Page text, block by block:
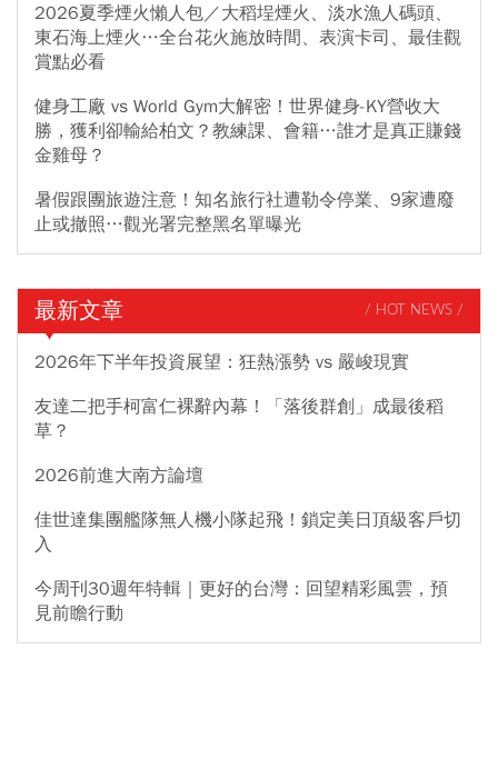
2026夏季煙火懶人包／大稻埕煙火、淡水漁人碼頭、
東石海上煙火…全台花火施放時間、表演卡司、最佳觀
賞點必看
健身工廠 vs World Gym大解密！世界健身-KY營收大
勝，獲利卻輸給柏文？教練課、會籍…誰才是真正賺錢
金雞母？
暑假跟團旅遊注意！知名旅行社遭勒令停業、9家遭廢
止或撤照…觀光署完整黑名單曝光
最新文章 / HOT NEWS /
2026年下半年投資展望：狂熱漲勢 vs 嚴峻現實
友達二把手柯富仁裸辭內幕！「落後群創」成最後稻
草？
2026前進大南方論壇
佳世達集團艦隊無人機小隊起飛！鎖定美日頂級客戶切
入
今周刊30週年特輯｜更好的台灣：回望精彩風雲，預
見前瞻行動